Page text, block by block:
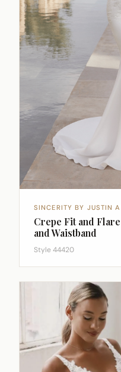
SINCERITY BY JUSTIN
Crepe Fit and
and Waistband
Style 44420